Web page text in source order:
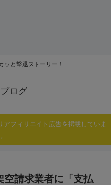
ッと撃退ストーリー！
ログ
フィリエイト広告を掲載していま
空請求業者に「支払